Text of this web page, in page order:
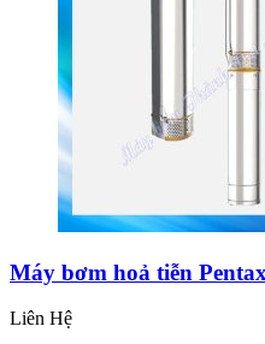
Máy bơm hoả tiễn
Liên Hệ